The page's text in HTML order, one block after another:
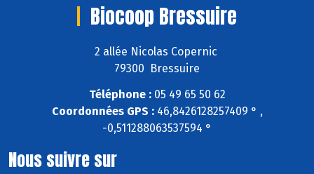
Biocoop Bressuire
2 allée Nicolas Copernic
79300 Bressuire
Téléphone :05 49 65 50 62
Coordonnées GPS :46,8426128257409 ° ,
-0,511288063537594 °
Nous suivre sur